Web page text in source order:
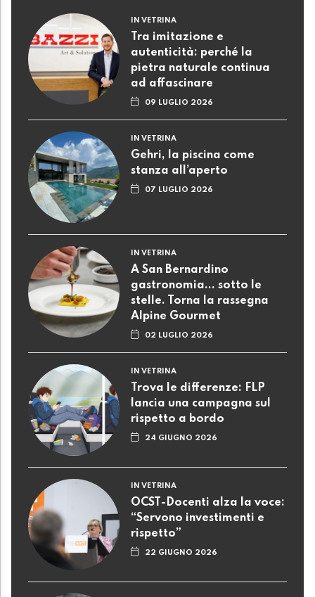
IN VETRINA
Tra imitazione e
autenticità: perché la
pietra naturale continua
ad affascinare
09 LUGLIO 2026
IN VETRINA
Gehri, la piscina come
stanza all’aperto
07 LUGLIO 2026
IN VETRINA
A San Bernardino
gastronomia... sotto le
stelle. Torna la rassegna
Alpine Gourmet
02 LUGLIO 2026
IN VETRINA
Trova le differenze: FLP
lancia una campagna sul
rispetto a bordo
24 GIUGNO 2026
IN VETRINA
OCST-Docenti alza la voce:
“Servono investimenti e
rispetto”
22 GIUGNO 2026